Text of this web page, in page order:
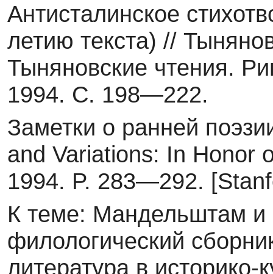
Антисталинское
летию текста) //
Тыняновские чтения.
1994. С. 198—222.
Заметки о ранней
and Variations: In Honor
1994. P. 283—292.
К теме: Мандельштам и
филологический
литература в историко-